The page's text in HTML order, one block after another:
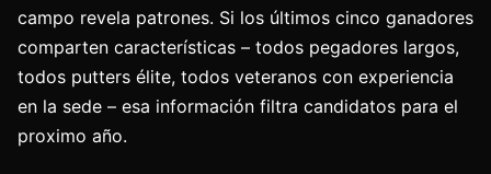
campo revela patrones. Si los últimos cinco ganadores
comparten características – todos pegadores largos,
todos putters élite, todos veteranos con experiencia
en la sede – esa información filtra candidatos para el
proximo año.